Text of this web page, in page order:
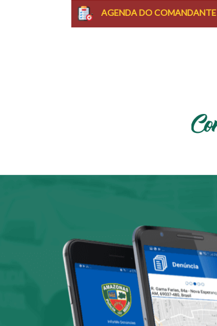
AGENDA DO COMANDANTE